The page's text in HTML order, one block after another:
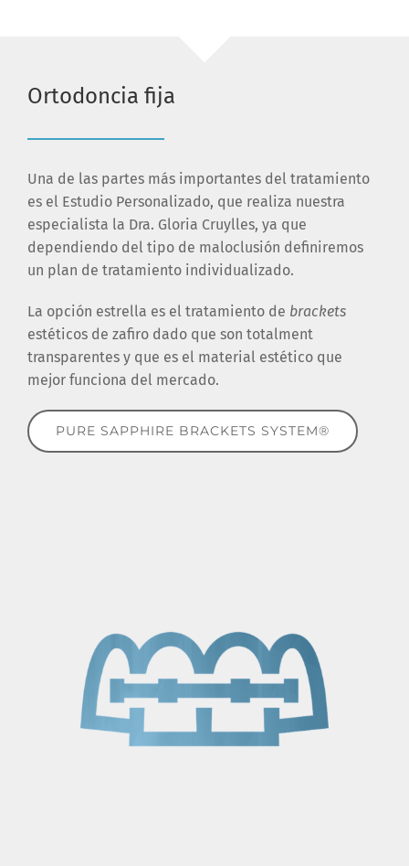
Ortodoncia fija
Una de las partes más importantes del tratamiento
es el Estudio Personalizado, que realiza nuestra
especialista la Dra. Gloria Cruylles, ya que
dependiendo del tipo de maloclusión definiremos
un plan de tratamiento individualizado.
La opción estrella es el tratamiento de brackets
estéticos de zafiro dado que son totalment
transparentes y que es el material estético que
mejor funciona del mercado.
PURE SAPPHIRE BRACKETS SYSTEM®